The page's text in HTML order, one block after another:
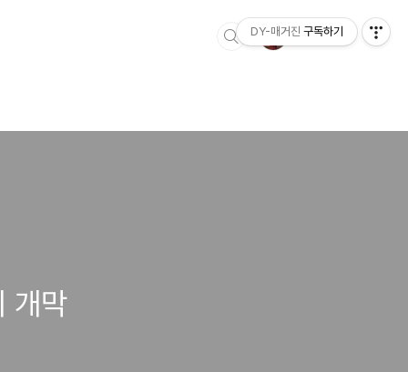
개막
DY-매거진 구독하기